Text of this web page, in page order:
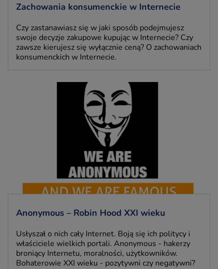
Zachowania konsumenckie w Internecie
Czy zastanawiasz się w jaki sposób podejmujesz
swoje decyzje zakupowe kupując w Internecie? Czy
zawsze kierujesz się wyłącznie ceną? O zachowaniach
konsumenckich w Internecie.
Anonymous – Robin Hood XXI wieku
Usłyszał o nich cały Internet. Boją się ich politycy i
właściciele wielkich portali. Anonymous - hakerzy
broniący Internetu, moralności, użytkowników.
Bohaterowie XXI wieku - pozytywni czy negatywni?